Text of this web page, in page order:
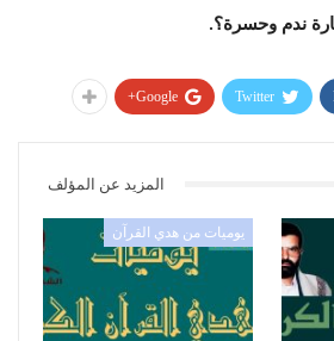
ندم وحسرة؟.
Twitter
Google+
المزيد عن المؤلف
يوميات من هدي القرآن